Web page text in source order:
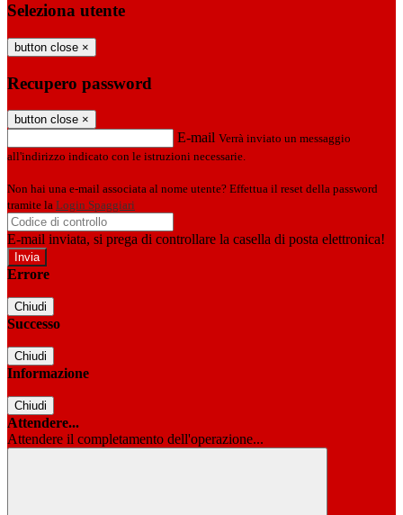
Seleziona utente
button close ×
Recupero password
button close ×
E-mail Verrà inviato un messaggio
all'indirizzo indicato con le istruzioni necessarie.
Non hai una e-mail associata al nome utente? Effettua il reset della password
tramite la Login Spaggiari
E-mail inviata, si prega di controllare la casella di posta elettronica!
Errore
Chiudi
Successo
Chiudi
Informazione
Chiudi
Attendere...
Attendere il completamento dell'operazione...